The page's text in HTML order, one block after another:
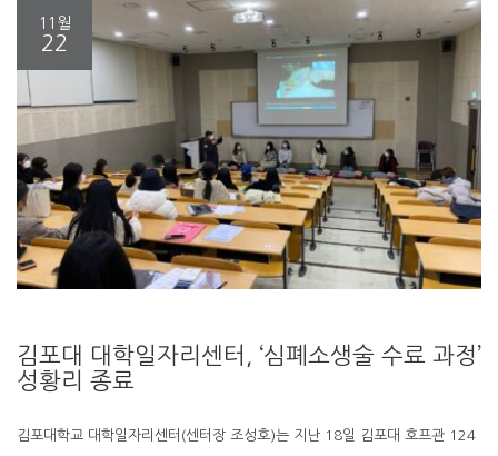
11월
22
김포대 대학일자리센터, ‘심폐소생술 수료 과정’
성황리 종료
김포대학교 대학일자리센터(센터장 조성호)는 지난 18일 김포대 호프관 124